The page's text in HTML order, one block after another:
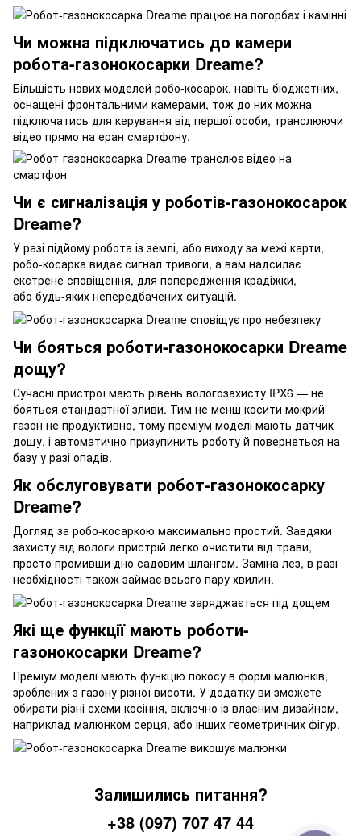
Чи можна підключатись до камери
робота-газонокосарки Dreame?
Більшість нових моделей робо-косарок, навіть бюджетних,
оснащені фронтальними камерами, тож до них можна
підключатись для керування від першої особи, транслюючи
відео прямо на еран смартфону.
Чи є сигналізація у роботів-газонокосарок
Dreame?
У разі підйому робота із землі, або виходу за межі карти,
робо-косарка видає сигнал тривоги, а вам надсилає
екстрене сповіщення, для попередження крадіжки,
або будь-яких непередбачених ситуацій.
Чи бояться роботи-газонокосарки Dreame
дощу?
Сучасні пристрої мають рівень вологозахисту IPX6 — не
бояться стандартної зливи. Тим не менш косити мокрий
газон не продуктивно, тому преміум моделі мають датчик
дощу, і автоматично призупинить роботу й повернеться на
базу у разі опадів.
Як обслуговувати робот-газонокосарку
Dreame?
Догляд за робо-косаркою максимально простий. Завдяки
захисту від вологи пристрій легко очистити від трави,
просто промивши дно садовим шлангом. Заміна лез, в разі
необхідності також займає всього пару хвилин.
Які ще функції мають роботи-
газонокосарки Dreame?
Преміум моделі мають функцію покосу в формі малюнків,
зроблених з газону різної висоти. У додатку ви зможете
обирати різні схеми косіння, включно із власним дизайном,
наприклад малюнком серця, або інших геометричних фігур.
Залишились питання?
+38 (097) 707 47 44